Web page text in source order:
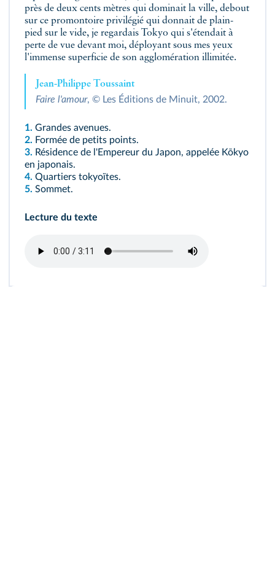
près de deux cents mètres qui dominait la ville, debout
sur ce promontoire privilégié qui donnait de plain-
pied sur le vide, je regardais Tokyo qui s'étendait à
perte de vue devant moi, déployant sous mes yeux
l'immense superficie de son agglomération illimitée.
Jean-Philippe Toussaint
Faire l'amour, © Les Éditions de Minuit, 2002.
1. Grandes avenues.
2. Formée de petits points.
3. Résidence de l'Empereur du Japon, appelée Kōkyo
en japonais.
4. Quartiers tokyoïtes.
5. Sommet.
Lecture du texte